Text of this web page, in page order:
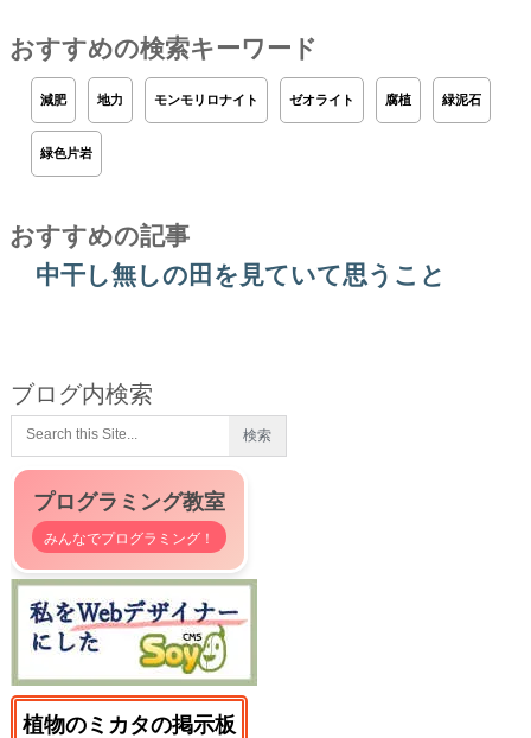
おすすめの検索キーワード
減肥 地力 モンモリロナイト ゼオライト 腐植 緑泥石
緑色片岩
おすすめの記事
中干し無しの田を見ていて思うこと
ブログ内検索
プログラミング教室
みんなでプログラミング！
植物のミカタの掲示板